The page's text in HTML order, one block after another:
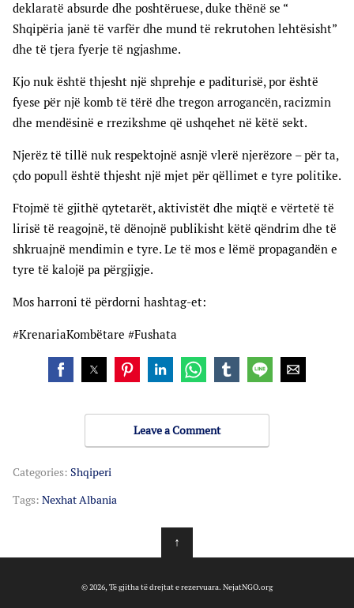
deklaratë absurde dhe poshtëruese, duke thënë se “
Shqipëria janë të varfër dhe mund të rekrutohen lehtësisht”
dhe të tjera fyerje të ngjashme.
Kjo nuk është thjesht një shprehje e paditurisë, por është
fyese për një komb të tërë dhe tregon arrogancën, racizmin
dhe mendësinë e rrezikshme që ushqehet në këtë sekt.
Njerëz të tillë nuk respektojnë asnjë vlerë njerëzore – për ta,
çdo popull është thjesht një mjet për qëllimet e tyre politike.
Ftojmë të gjithë qytetarët, aktivistët dhe miqtë e vërtetë të
lirisë të reagojnë, të dënojnë publikisht këtë qëndrim dhe të
shkruajnë mendimin e tyre. Le të mos e lëmë propagandën e
tyre të kalojë pa përgjigje.
Mos harroni të përdorni hashtag-et:
#KrenariaKombëtare #Fushata
Leave a Comment
Categories: Shqiperi
Tags: Nexhat Albania
↑
© 2026, Të gjitha të drejtat e rezervuara. NejatNGO.org